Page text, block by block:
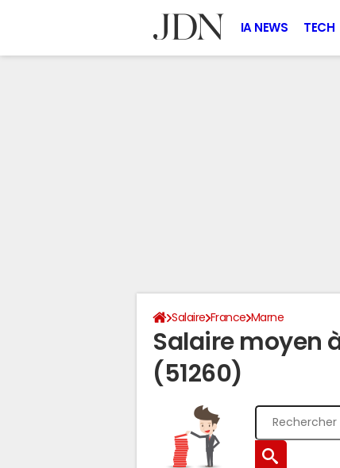
IA NEWS TECH
Salaire France Marne
Salaire moyen
(51260)